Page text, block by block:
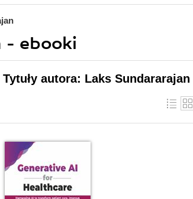
- ebooki
Tytuły autora: Laks